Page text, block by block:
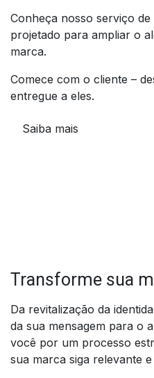
Conheça nosso serviço
projetado para ampliar o
marca.
Comece com o cliente –
entregue a eles.
Saiba mais
Transforme sua
Da revitalização da
da sua mensagem para o
você por um processo
sua marca siga relevante